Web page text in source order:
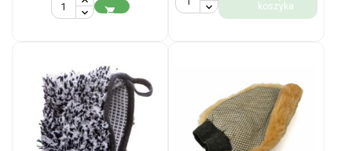

koszyka